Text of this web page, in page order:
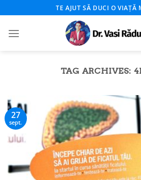
to
content
TE AJUT SĂ DUCI O VIAȚĂ
TAG ARCHIVES:
27
sept.